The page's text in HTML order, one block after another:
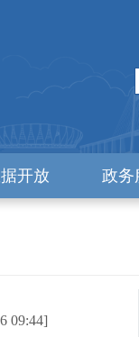
开放 政务
09:44]